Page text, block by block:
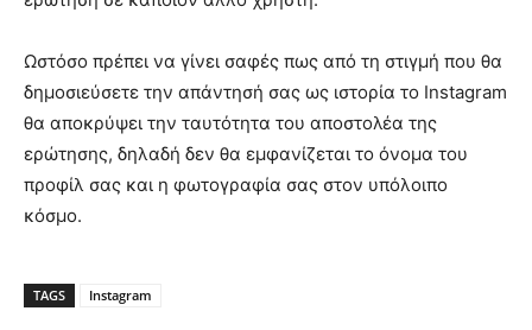
Ωστόσο πρέπει να γίνει σαφές πως από τη στιγμή που θα
δημοσιεύσετε την απάντησή σας ως ιστορία το Instagram
θα αποκρύψει την ταυτότητα του αποστολέα της
ερώτησης, δηλαδή δεν θα εμφανίζεται το όνομα του
προφίλ σας και η φωτογραφία σας στον υπόλοιπο
κόσμο.
TAGS Instagram